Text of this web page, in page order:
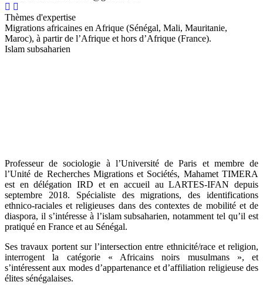
Thèmes d'expertise
Migrations africaines en Afrique (Sénégal, Mali, Mauritanie,
Maroc), à partir de l’Afrique et hors d’Afrique (France).
Islam subsaharien
Professeur de sociologie à l’Université de Paris et membre de
l’Unité de Recherches Migrations et Sociétés, Mahamet TIMERA
est en délégation IRD et en accueil au LARTES-IFAN depuis
septembre 2018. Spécialiste des migrations, des identifications
ethnico-raciales et religieuses dans des contextes de mobilité et de
diaspora, il s’intéresse à l’islam subsaharien, notamment tel qu’il est
pratiqué en France et au Sénégal.
Ses travaux portent sur l’intersection entre ethnicité/race et religion,
interrogent la catégorie « Africains noirs musulmans », et
s’intéressent aux modes d’appartenance et d’affiliation religieuse des
élites sénégalaises.